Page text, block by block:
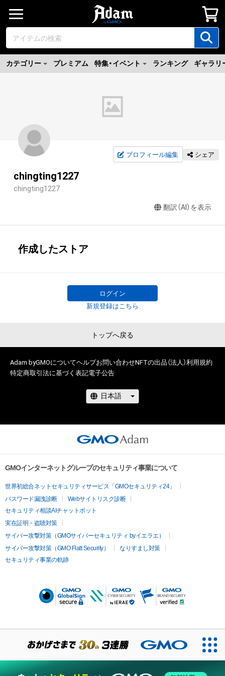
カテゴリー プレミアム 特集・イベント ランキング ギャラリ
プロフィール編集 シェア
chingting1227
chingting1227
翻訳（AI）を表示
作成したストア
ログイン
新規登録はこちら
トップへ戻る
Adam byGMOについてヘルプお問い合わせNFTの出品（法人）利用規約
特定商取引法に基づく表記電子公告
GMOインターネットグループのセキュリティ事業について
世界初総合ネットセキュリティサービス「GMOセキュリティ24」
パスワード漏洩診断
Webサイトリスク診断
セキュリティ相談AIチャットボット
実在証明・盗聴対策
サイバー攻撃対策（GMOサイバーセキュリティ byイエラエ）
サイバー攻撃対策（GMO Flatt Security）
なりすまし対策
セキュリティ事業の軌跡